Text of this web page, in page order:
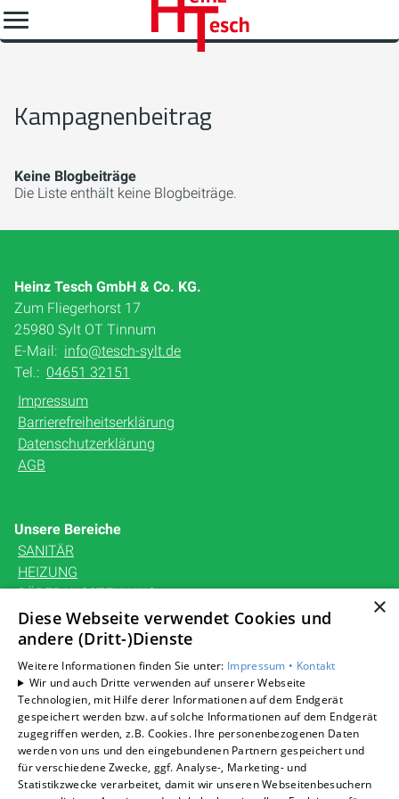
Kampagnenbeitrag
Keine Blogbeiträge
Die Liste enthält keine Blogbeiträge.
Heinz Tesch GmbH & Co. KG.
Zum Fliegerhorst 17
25980 Sylt OT Tinnum
E-Mail: info@tesch-sylt.de
Tel.: 04651 32151
Impressum
Barrierefreiheitserklärung
Datenschutzerklärung
AGB
Unsere Bereiche
SANITÄR
HEIZUNG
BÄDERAUSSTELLUNG
KARRIERE
UNTERNEHMEN
KONTAKT
Um externe HTML-Inhalte anzuzeigen, benötigen wir
Ihre Einwilligung.
Weitere Informationen finden Sie in unserer
×
Diese Webseite verwendet Cookies und
andere (Dritt-)Dienste
Weitere Informationen finden Sie unter: Impressum • Kontakt
Wir und auch Dritte verwenden auf unserer Webseite
Technologien, mit Hilfe derer Informationen auf dem Endgerät
gespeichert werden bzw. auf solche Informationen auf dem Endgerät
zugegriffen werden, z.B. Cookies. Ihre personenbezogenen Daten
werden von uns und den eingebundenen Partnern gespeichert und
für verschiedene Zwecke, ggf. Analyse-, Marketing- und
Statistikzwecke verarbeitet, damit wir unseren Webseitenbesuchern